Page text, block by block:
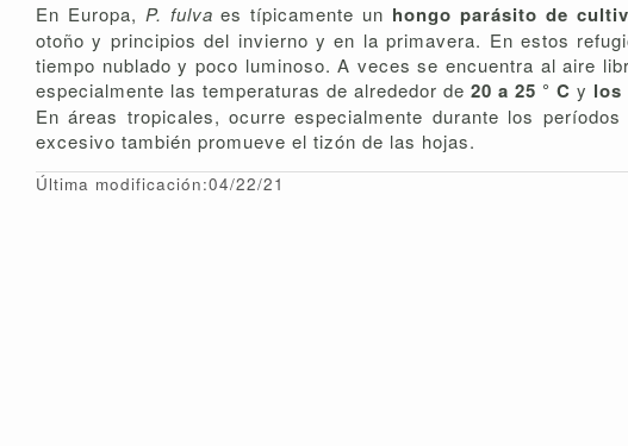
En Europa, P. fulvaes típicamente un hongo parásito de
otoño y principios del invierno y en la primavera. En estos
tiempo nublado y poco luminoso. A veces se encuentra al aire
especialmente las temperaturas de alrededor de20 a 25 ° Cy los
En áreas tropicales, ocurre especialmente durante los
excesivo también promueve el tizón de las hojas.
Última modificación:04/22/21